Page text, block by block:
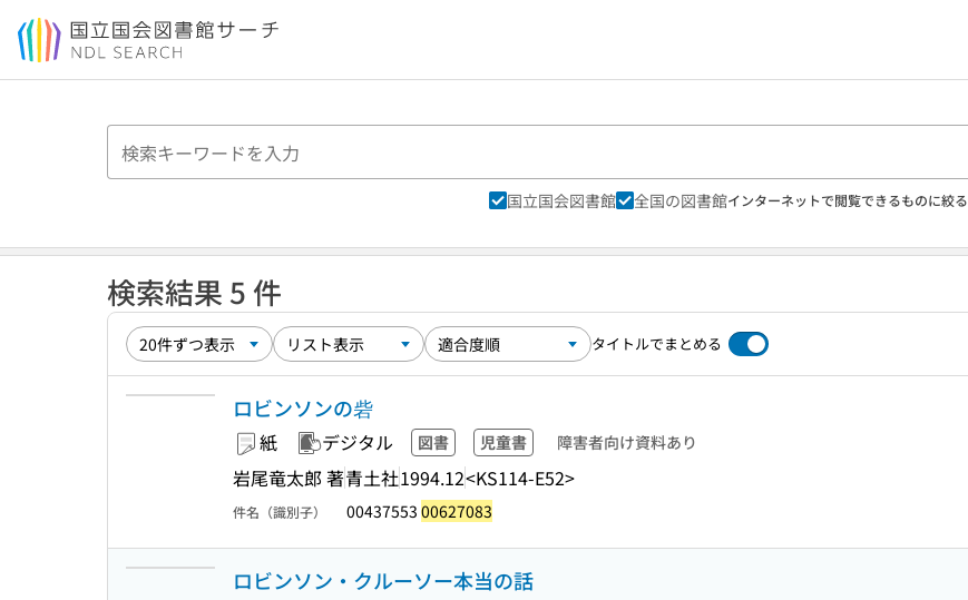
本文へ移動
国立国会図書館 全国の図書館インターネットで閲覧できるものに絞る
検索結果 5 件
タイトルでまとめる
ロビンソンの砦
紙 デジタル 図書 児童書 障害者向け資料あり
岩尾竜太郎 著青土社1994.12<KS114-E52>
件名（識別子） 00437553 00627083
ロビンソン・クルーソー本当の話